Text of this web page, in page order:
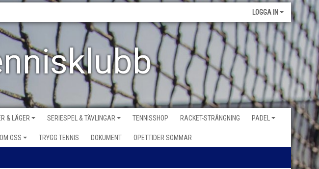
LOGGA IN
& LÄGER SERIESPEL & TÄVLINGAR TENNISSHOP RACKET-STRÄNGNING PADEL
OSS TRYGG TENNIS DOKUMENT ÖPETTIDER SOMMAR